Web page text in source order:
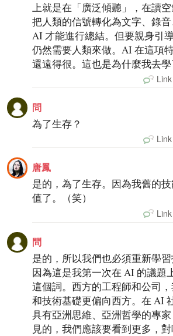
上就是在「廣泛傾聽」，在讀
把人類的信號轉化為文字、錄音
AI 才能進行總結。但要親身引
仍然需要人類來做。AI 在這項
還遠得很。這也是為什麼我去學
問
為了生存？
唐鳳
是的，為了生存。因為我舊的
值了。（笑）
問
是的，所以我們也必須重新學習
因為這是我第一次在 AI 的議題
這個詞。西方的工程師和公司
和技術基礎更偏向西方。在 AI
具有亞洲思維、亞洲哲學的專
見的，我們應該要看到更多，對